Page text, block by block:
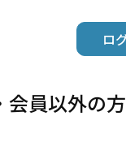
会員以外の方